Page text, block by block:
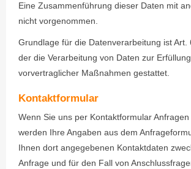
Eine Zusammenführung dieser Daten mit
nicht vorgenommen.
Grundlage für die Datenverarbeitung ist Art.
der die Verarbeitung von Daten zur
vorvertraglicher Maßnahmen gestattet.
Kontaktformular
Wenn Sie uns per Kontaktformular Anfragen
werden Ihre Angaben aus dem
Ihnen dort angegebenen Kontaktdaten
Anfrage und für den Fall von